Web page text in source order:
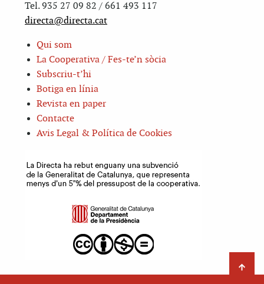
Tel. 935 27 09 82 / 661 493 117
directa@directa.cat
Qui som
La Cooperativa / Fes-te’n sòcia
Subscriu-t’hi
Botiga en línia
Revista en paper
Contacte
Avis Legal & Política de Cookies